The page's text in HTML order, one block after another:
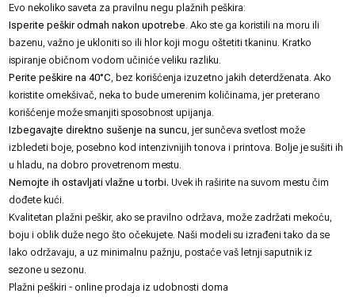
Evo nekoliko saveta za pravilnu negu plažnih peškira:
Isperite peškir odmah nakon upotrebe . Ako ste ga koristili na moru ili
bazenu, važno je ukloniti so ili hlor koji mogu oštetiti tkaninu. Kratko
ispiranje običnom vodom učiniće veliku razliku.
Perite peškire na 40°C , bez korišćenja izuzetno jakih deterdženata. Ako
koristite omekšivač, neka to bude umerenim količinama, jer preterano
korišćenje može smanjiti sposobnost upijanja.
Izbegavajte direktno sušenje na suncu , jer sunčeva svetlost može
izbledeti boje, posebno kod intenzivnijih tonova i printova. Bolje je sušiti ih
u hladu, na dobro provetrenom mestu.
Nemojte ih ostavljati vlažne u torbi. Uvek ih raširite na suvom mestu čim
dođete kući.
Kvalitetan plažni peškir, ako se pravilno održava, može zadržati mekoću,
boju i oblik duže nego što očekujete. Naši modeli su izrađeni tako da se
lako održavaju, a uz minimalnu pažnju, postaće vaš letnji saputnik iz
sezone u sezonu.
Plažni peškiri - online prodaja iz udobnosti doma